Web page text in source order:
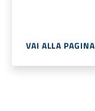
VAI ALLA PAGINA